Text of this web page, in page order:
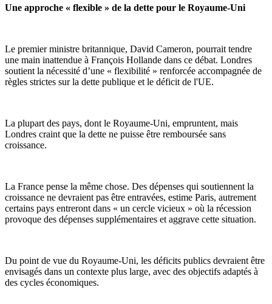
Une approche « flexible » de la dette pour le Royaume-Uni
Le premier ministre britannique, David Cameron, pourrait tendre
une main inattendue à François Hollande dans ce débat. Londres
soutient la nécessité d’une « flexibilité » renforcée accompagnée de
règles strictes sur la dette publique et le déficit de l'UE.
La plupart des pays, dont le Royaume-Uni, empruntent, mais
Londres craint que la dette ne puisse être remboursée sans
croissance.
La France pense la même chose. Des dépenses qui soutiennent la
croissance ne devraient pas être entravées, estime Paris, autrement
certains pays entreront dans « un cercle vicieux » où la récession
provoque des dépenses supplémentaires et aggrave cette situation.
Du point de vue du Royaume-Uni, les déficits publics devraient être
envisagés dans un contexte plus large, avec des objectifs adaptés à
des cycles économiques.